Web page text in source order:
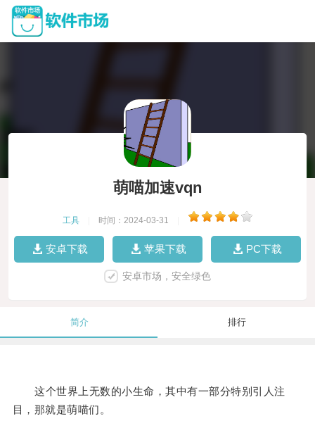
萌喵加速vqn
工具 时间：2024-03-31
安卓下载 苹果下载 PC下载
安卓市场，安全绿色
简介 排行
这个世界上无数的小生命，其中有一部分特别引人注
目，那就是萌喵们。